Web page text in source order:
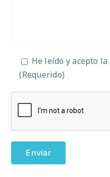
He leído y acepto la
(Requerido)